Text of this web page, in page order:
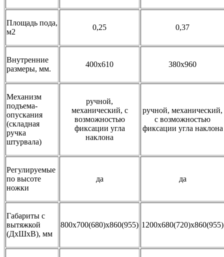
Площадь пода,
м2
0,25 0,37
Внутренние
размеры, мм.
400х610 380х960
Механизм
подъема-
опускания
(складная
ручка
штурвала)
ручной,
механический, с
возможностью
фиксации угла
наклона
ручной, механический,
с возможностью
фиксации угла наклона
Регулируемые
по высоте
ножки
да да
Габариты с
вытяжкой
(ДхШхВ), мм
800х700(680)х860(955) 1200х680(720)х860(955)